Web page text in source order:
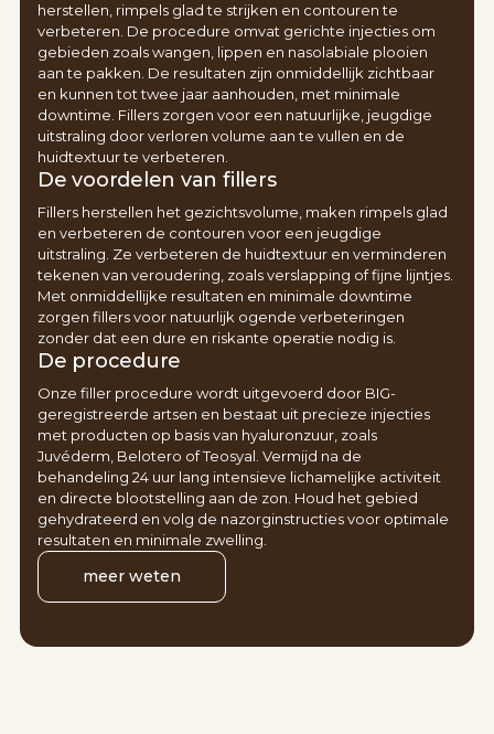
herstellen, rimpels glad te strijken en contouren te
verbeteren. De procedure omvat gerichte injecties om
gebieden zoals wangen, lippen en nasolabiale plooien
aan te pakken. De resultaten zijn onmiddellijk zichtbaar
en kunnen tot twee jaar aanhouden, met minimale
downtime. Fillers zorgen voor een natuurlijke, jeugdige
uitstraling door verloren volume aan te vullen en de
huidtextuur te verbeteren.
De voordelen van fillers
Fillers herstellen het gezichtsvolume, maken rimpels glad
en verbeteren de contouren voor een jeugdige
uitstraling. Ze verbeteren de huidtextuur en verminderen
tekenen van veroudering, zoals verslapping of fijne lijntjes.
Met onmiddellijke resultaten en minimale downtime
zorgen fillers voor natuurlijk ogende verbeteringen
zonder dat een dure en riskante operatie nodig is.
De procedure
Onze filler procedure wordt uitgevoerd door BIG-
geregistreerde artsen en bestaat uit precieze injecties
met producten op basis van hyaluronzuur, zoals
Juvéderm, Belotero of Teosyal. Vermijd na de
behandeling 24 uur lang intensieve lichamelijke activiteit
en directe blootstelling aan de zon. Houd het gebied
gehydrateerd en volg de nazorginstructies voor optimale
resultaten en minimale zwelling.
meer weten